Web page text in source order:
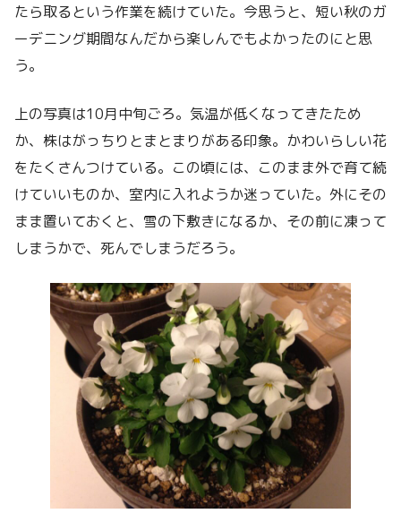
たら取るという作業を続けていた。今思うと、短い秋のガ
ーデニング期間なんだから楽しんでもよかったのにと思
う。
上の写真は10月中旬ごろ。気温が低くなってきたため
か、株はがっちりとまとまりがある印象。かわいらしい花
をたくさんつけている。この頃には、このまま外で育て続
けていいものか、室内に入れようか迷っていた。外にその
まま置いておくと、雪の下敷きになるか、その前に凍って
しまうかで、死んでしまうだろう。